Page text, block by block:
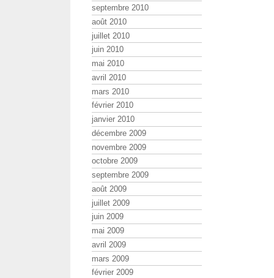
septembre 2010
août 2010
juillet 2010
juin 2010
mai 2010
avril 2010
mars 2010
février 2010
janvier 2010
décembre 2009
novembre 2009
octobre 2009
septembre 2009
août 2009
juillet 2009
juin 2009
mai 2009
avril 2009
mars 2009
février 2009